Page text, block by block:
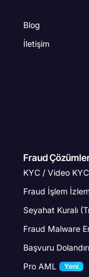
Blog
İletişim
Fraud
KYC / Video
Fraud İşlem
Seyahat Kuralı
Fraud Malware
Başvuru
Pro AML Yeni